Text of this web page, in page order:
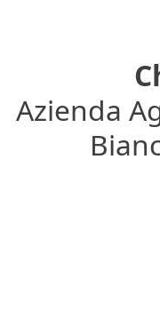
Azienda